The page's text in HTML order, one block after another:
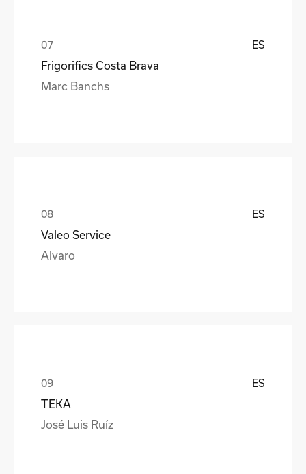
ES
Frigorifics Costa Brava
Marc Banchs
ES
Valeo Service
Alvaro
ES
TEKA
José Luis Ruíz